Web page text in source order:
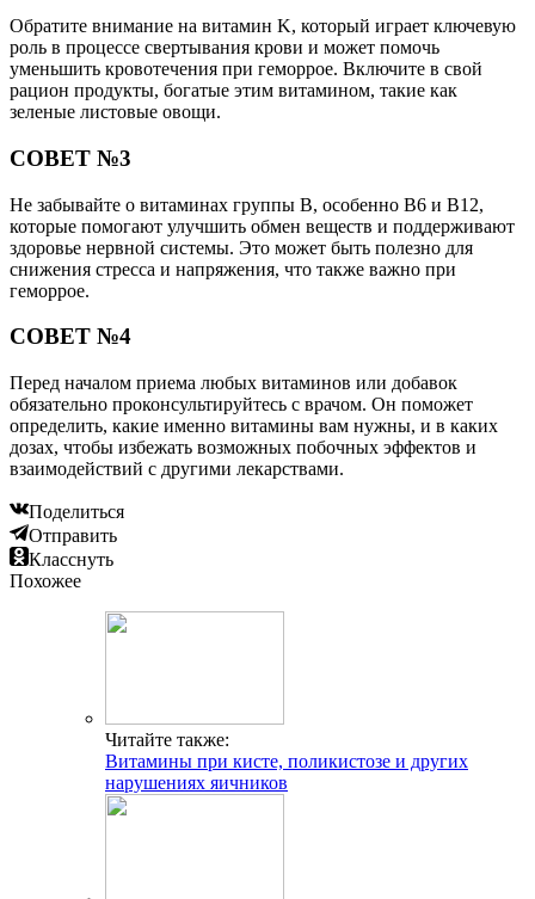
Обратите внимание на витамин K, который играет ключевую
роль в процессе свертывания крови и может помочь
уменьшить кровотечения при геморрое. Включите в свой
рацион продукты, богатые этим витамином, такие как
зеленые листовые овощи.
СОВЕТ №3
Не забывайте о витаминах группы B, особенно B6 и B12,
которые помогают улучшить обмен веществ и поддерживают
здоровье нервной системы. Это может быть полезно для
снижения стресса и напряжения, что также важно при
геморрое.
СОВЕТ №4
Перед началом приема любых витаминов или добавок
обязательно проконсультируйтесь с врачом. Он поможет
определить, какие именно витамины вам нужны, и в каких
дозах, чтобы избежать возможных побочных эффектов и
взаимодействий с другими лекарствами.
Поделиться
Отправить
Класснуть
Похожее
Читайте также:
Витамины при кисте, поликистозе и других
нарушениях яичников